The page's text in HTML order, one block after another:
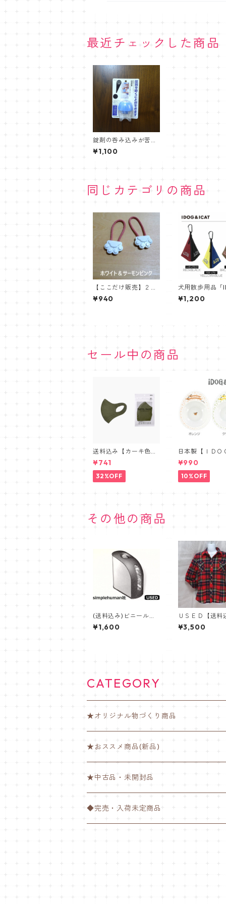
最近チェックした商品
錠剤の呑み込みが苦手
な人やペットに【錠剤
クラッシャー】
¥1,100
同じカテゴリの商品
【ここだけ販売】２本
セット【送料込み】フ
ァスナー引手/ジッパ
¥940
犬用散歩用品「
g」コラボレー
¥1,200
セール中の商品
送料込み【カーキ色】
パステルマスク三層構
造３D【PASTEL MAS
K】抗菌防臭・肌に優
しい布マスク 3枚セ
¥741
32%OFF
日本製【ＩＤＯ
ＣＡＴ】オリジ
ゥーエッグフー
ル 星とわんこ
¥990
10%OFF
その他の商品
(送料込み)ビニール袋
収納ホルダー【simple
human社】USED・袋
¥1,600
ＵＳＥＤ【送料
もこもこファー
おしゃれシャ
¥3,500
CATEGORY
★オリジナル物づくり商品
ゆび楽ちんバンド【ノーマル】
ゆび楽ちんバンド【肉球】
ゆび楽ちんバンド【チーバくん】
★おススメ商品(新品)
★中古品・未開封品
衣類
◆完売・入荷未定商品